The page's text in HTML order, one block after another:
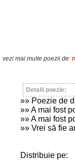
vezi mai multe poezii de:
Detalii poezie:
»» Poezie de
»» A mai fost
»» A mai fost
»» Vrei să fie
Distribuie pe: